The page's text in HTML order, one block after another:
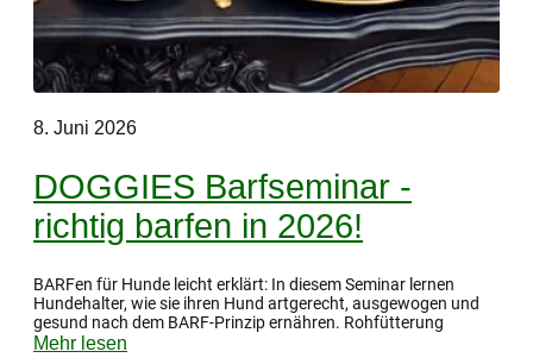
8. Juni 2026
DOGGIES Barfseminar -
richtig barfen in 2026!
BARFen für Hunde leicht erklärt: In diesem Seminar lernen
Hundehalter, wie sie ihren Hund artgerecht, ausgewogen und
gesund nach dem BARF-Prinzip ernähren. Rohfütterung
Mehr lesen